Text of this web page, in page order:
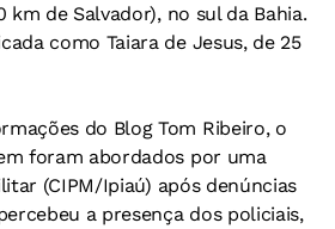
km de Salvador), no sul da Bahia.
como Taiara de Jesus, de 25
do Blog Tom Ribeiro, o
foram abordados por uma
(CIPM/Ipiaú) após denúncias
a presença dos policiais,